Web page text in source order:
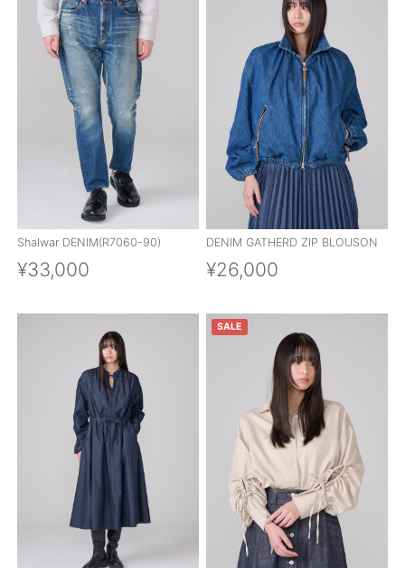
Shalwar DENIM(R7060-90)
¥33,000
DENIM GATHERD ZIP BLOUSON
¥26,000
SALE